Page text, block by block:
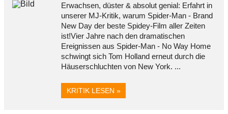
Erwachsen, düster & absolut genial: Erfahrt in
unserer MJ-Kritik, warum Spider-Man - Brand
New Day der beste Spidey-Film aller Zeiten
ist!Vier Jahre nach den dramatischen
Ereignissen aus Spider-Man - No Way Home
schwingt sich Tom Holland erneut durch die
Häuserschluchten von New York. ...
KRITIK LESEN »